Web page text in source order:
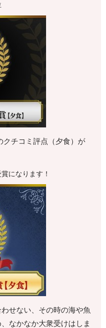
クチコミ評点（夕食）が
になります！
せない、その時の海や魚
なかなか大衆受けはしま